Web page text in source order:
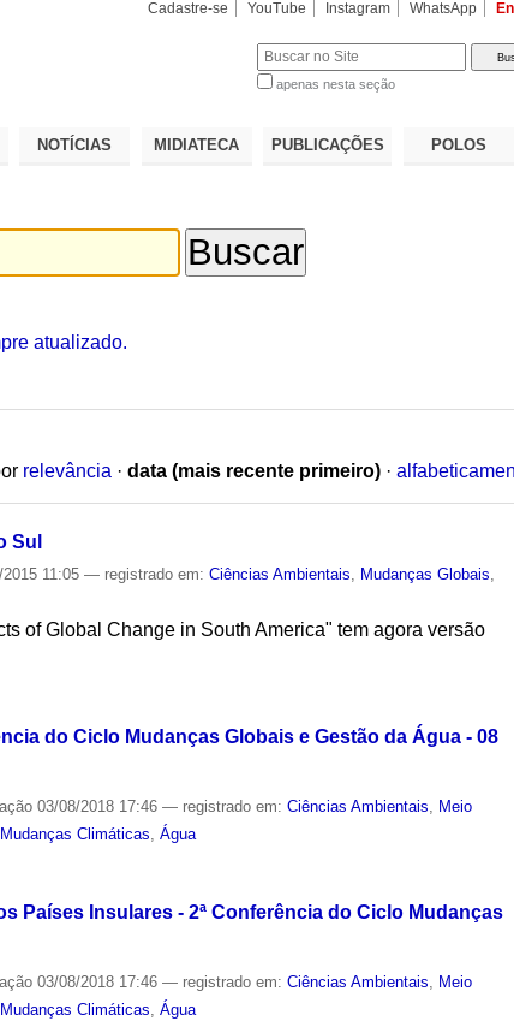
Cadastre-se YouTube Instagram WhatsApp
apenas nesta seção
NOTÍCIAS MIDIATECA PUBLICAÇÕES POLOS
atualizado.
relevância · data (mais recente primeiro) ·
Sul
2015 11:05— registrado em:Ciências Ambientais Mudanças Globais
of Global Change in South America" tem agora versão
do Ciclo Mudanças Globais e Gestão da Água - 08
03/08/2018 17:46— registrado em:Ciências Ambientais
Meio
Mudanças Climáticas ,Água
Países Insulares - 2ª Conferência do Ciclo Mudanças
03/08/2018 17:46— registrado em:Ciências Ambientais, Meio
Mudanças Climáticas,Água